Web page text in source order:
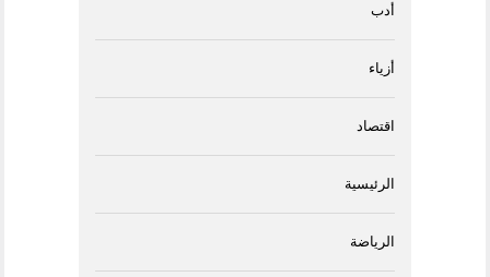
أدب
أزياء
اقتصاد
الرئيسية
الرياضة